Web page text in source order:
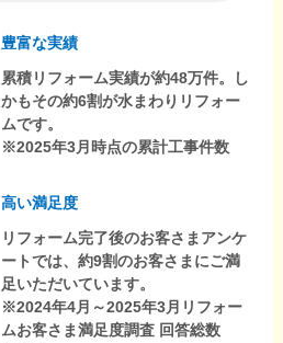
豊富な実績
累積リフォーム実績が約48万件。し
かもその約6割が水まわりリフォー
ムです。
※2025年3月時点の累計工事件数
高い満足度
リフォーム完了後のお客さまアンケ
ートでは、約9割のお客さまにご満
足いただいています。
※2024年4月～2025年3月リフォー
ムお客さま満足度調査 回答総数